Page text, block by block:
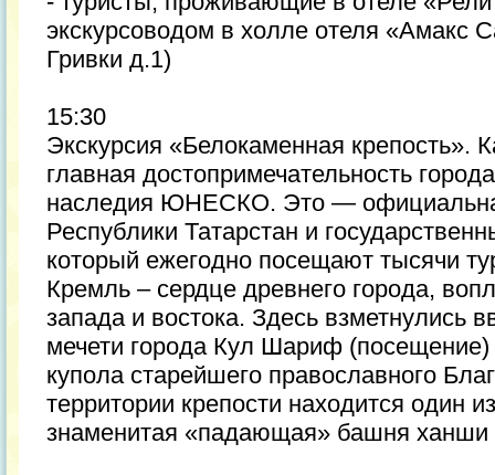
экскурсоводом в холле отеля «Амакс
Гривки д.1)
15:30
Экскурсия «Белокаменная крепость».
главная достопримечательность
наследия ЮНЕСКО. Это —
Республики Татарстан и
который ежегодно посещают тысячи
Кремль – сердце древнего города,
запада и востока. Здесь взметнулись
мечети города Кул Шариф (посещение)
купола старейшего православного
территории крепости находится один
знаменитая «падающая» башня